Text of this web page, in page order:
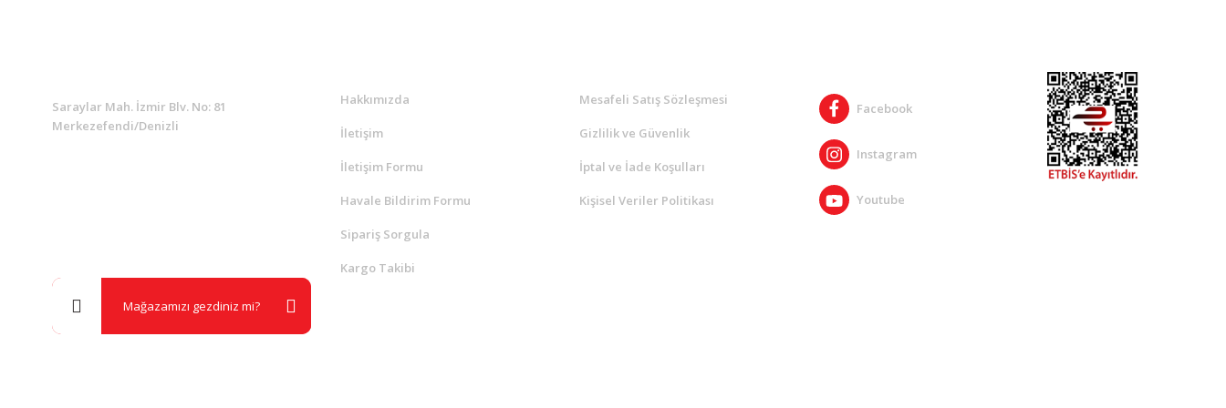
Saraylar Mah. İzmir Blv. No: 81
Merkezefendi/Denizli
Mağazamızı gezdiniz mi?
Hakkımızda
İletişim
İletişim Formu
Havale Bildirim Formu
Sipariş Sorgula
Kargo Takibi
Mesafeli Satış Sözleşmesi
Gizlilik ve Güvenlik
İptal ve İade Koşulları
Kişisel Veriler Politikası
Facebook
Instagram
Youtube